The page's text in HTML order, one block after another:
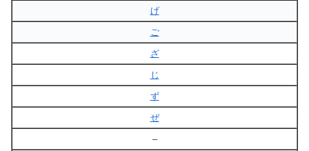
げ
ご
ざ
じ
ず
ぜ
–